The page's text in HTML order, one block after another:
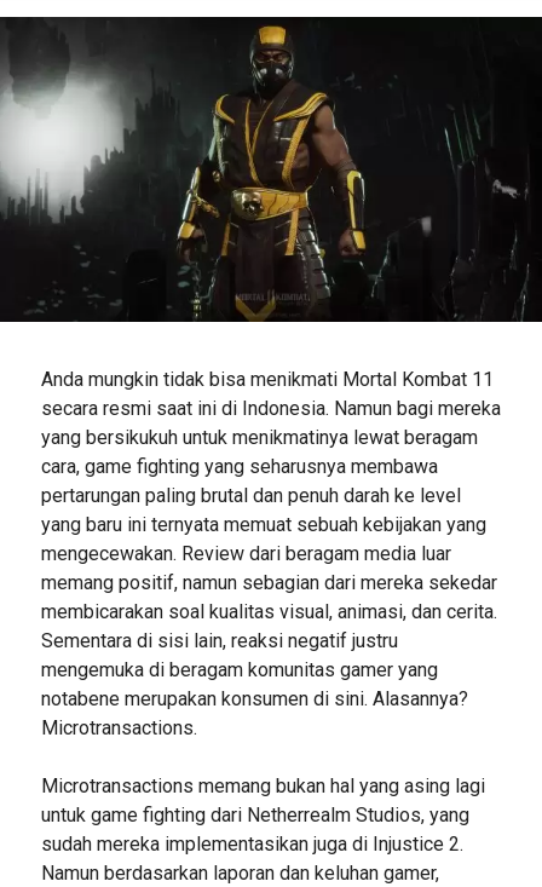
Anda mungkin tidak bisa menikmati Mortal Kombat 11
secara resmi saat ini di Indonesia. Namun bagi mereka
yang bersikukuh untuk menikmatinya lewat beragam
cara, game fighting yang seharusnya membawa
pertarungan paling brutal dan penuh darah ke level
yang baru ini ternyata memuat sebuah kebijakan yang
mengecewakan. Review dari beragam media luar
memang positif, namun sebagian dari mereka sekedar
membicarakan soal kualitas visual, animasi, dan cerita.
Sementara di sisi lain, reaksi negatif justru
mengemuka di beragam komunitas gamer yang
notabene merupakan konsumen di sini. Alasannya?
Microtransactions.
Microtransactions memang bukan hal yang asing lagi
untuk game fighting dari Netherrealm Studios, yang
sudah mereka implementasikan juga di Injustice 2.
Namun berdasarkan laporan dan keluhan gamer,